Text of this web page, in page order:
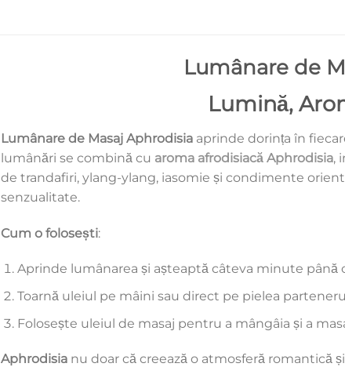
Lumânare de
Lumină,
Lumânare de Masaj Aphrodisia aprinde dorința în
lumânări se combină cu aroma afrodisiacă Aphrodisia,
de trandafiri, ylang-ylang, iasomie și condimente
senzualitate.
Cum o folosești:
Aprinde lumânarea și așteaptă câteva minute până
Toarnă uleiul pe mâini sau direct pe pielea
Folosește uleiul de masaj pentru a mângâia și a
Aphrodisia nu doar că creează o atmosferă romantică